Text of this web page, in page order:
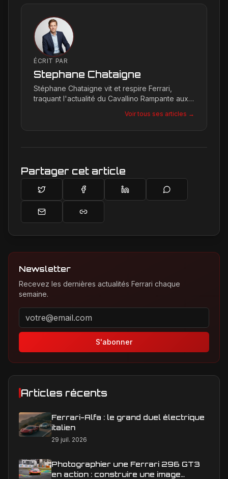
ÉCRIT PAR
Stephane Chataigne
Stéphane Chataigne vit et respire Ferrari,
traquant l'actualité du Cavallino Rampante aux
permet de décrypter les tendances et les
secrets de la marque, offrant une plongée
passionnés.
Voir tous ses articles →
Partager cet article
Newsletter
Recevez les dernières actualités Ferrari chaque
semaine.
Adresse email pour la newsletter
S'abonner
Articles récents
Ferrari-Alfa : le grand duel électrique
italien
29 juil. 2026
Photographier une Ferrari 296 GT3
en action : construire une image